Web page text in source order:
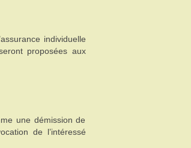
individuelle
proposées aux
une démission de
de l’intéressé